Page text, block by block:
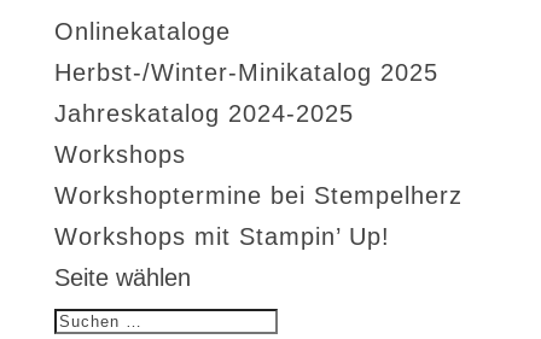
Onlinekataloge
Herbst-/Winter-Minikatalog 2025
Jahreskatalog 2024-2025
Workshops
Workshoptermine bei Stempelherz
Workshops mit Stampin’ Up!
Seite wählen